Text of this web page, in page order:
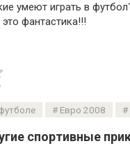
умеют играть в
фантастика!!!
Евро 2008
спортивные